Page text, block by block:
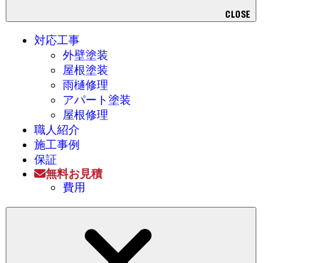
CLOSE
対応工事
外壁塗装
屋根塗装
雨樋修理
アパート塗装
屋根修理
職人紹介
施工事例
保証
無料お見積
費用